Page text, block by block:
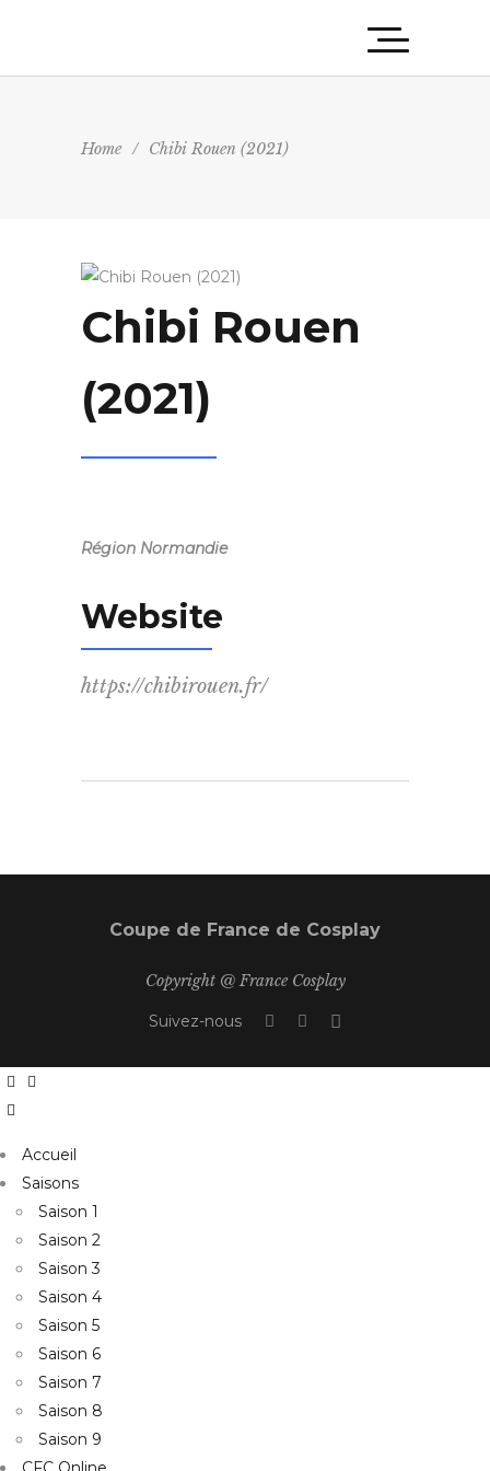
Home / Chibi Rouen (2021)
Chibi Rouen
(2021)
Région Normandie
Website
https://chibirouen.fr/
Coupe de France de Cosplay
Copyright @ France Cosplay
Suivez-nous
Accueil
Saisons
Saison 1
Saison 2
Saison 3
Saison 4
Saison 5
Saison 6
Saison 7
Saison 8
Saison 9